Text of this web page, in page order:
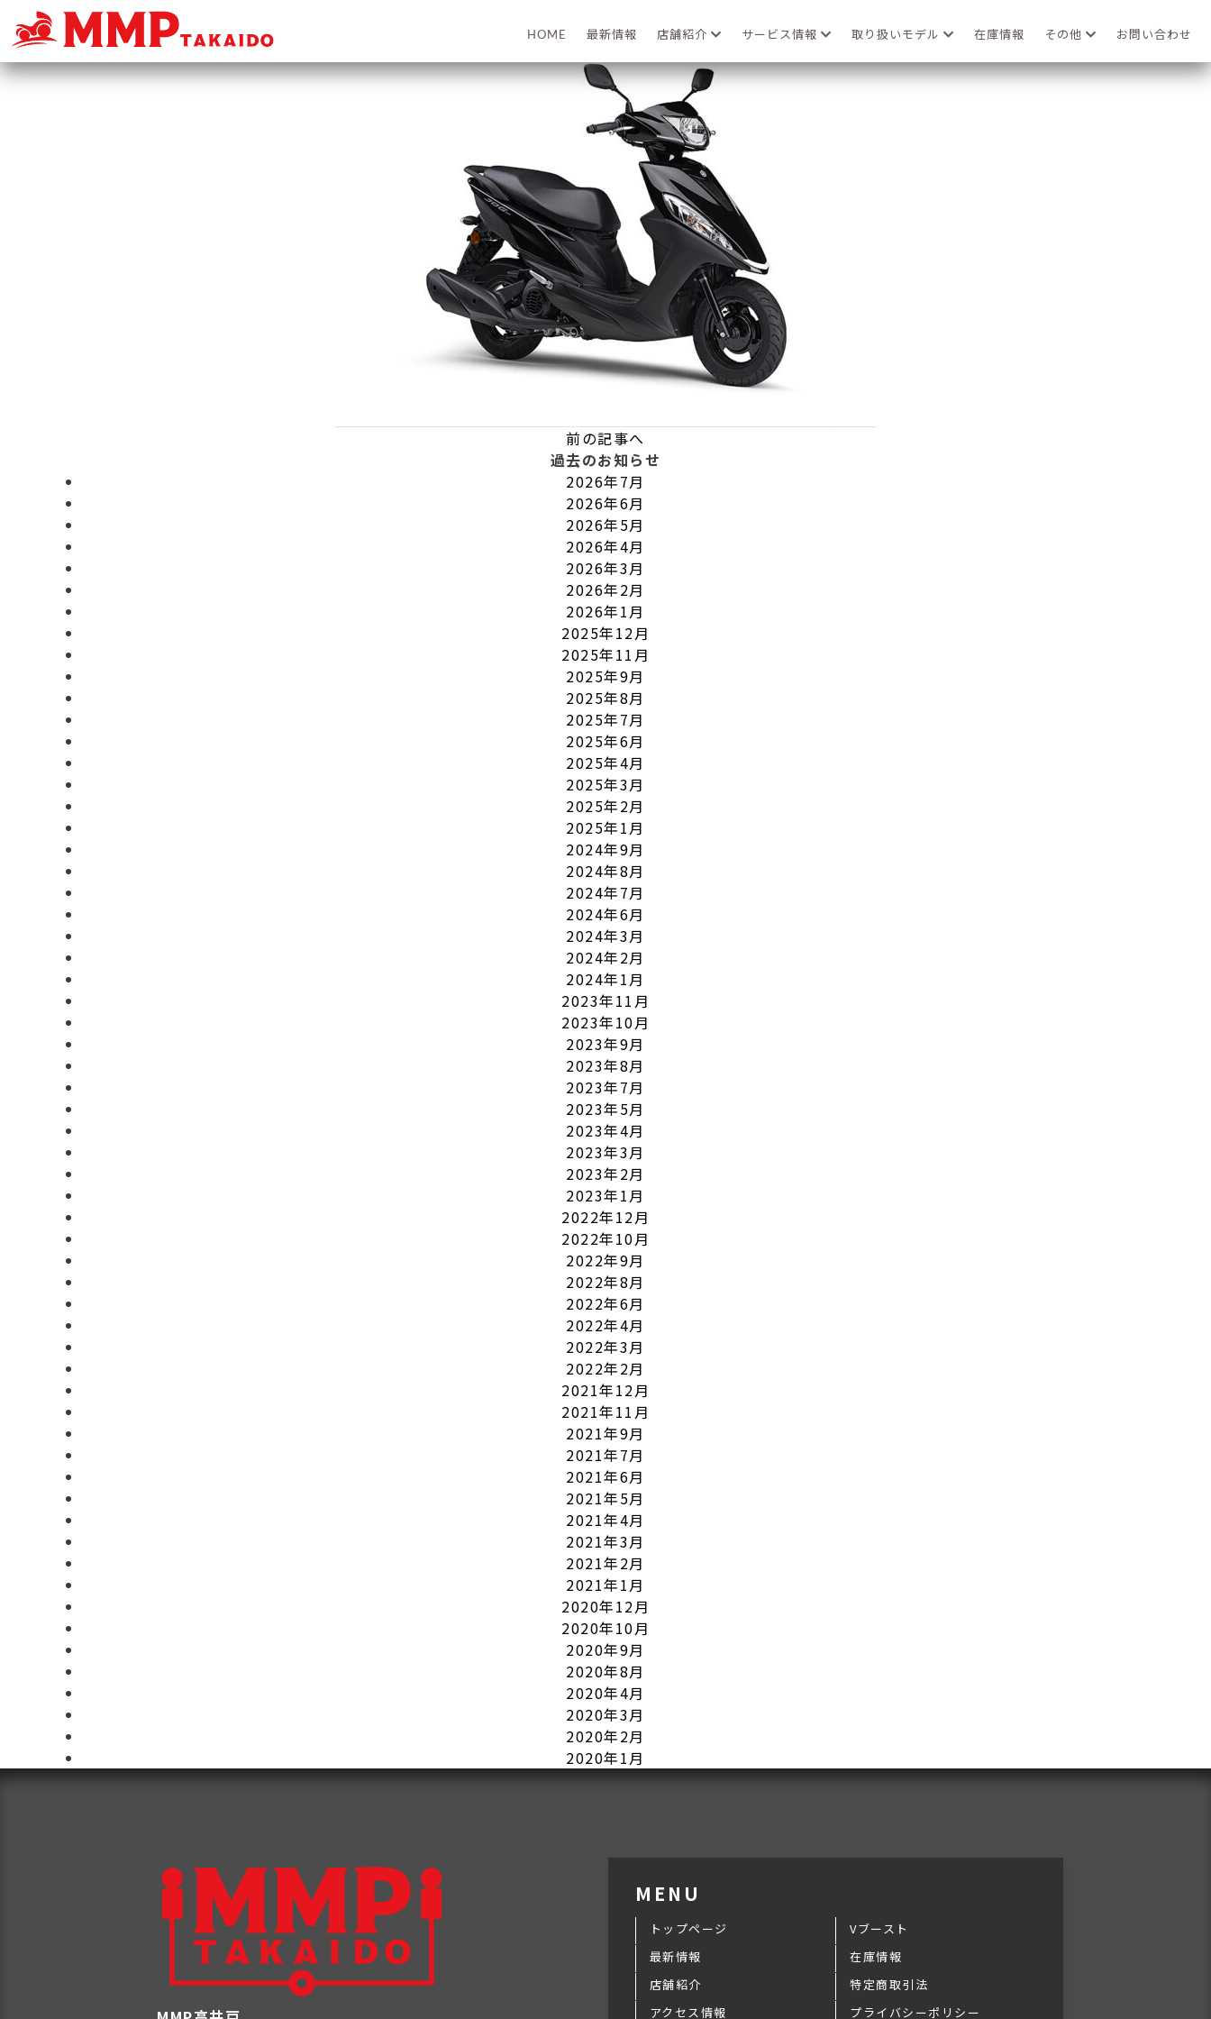
HOME 最新情報 店舗紹介 サービス情報 取り扱いモデル 在庫情報 その他 お問い合わせ
前の記事へ
過去のお知らせ
2026年7月
2026年6月
2026年5月
2026年4月
2026年3月
2026年2月
2026年1月
2025年12月
2025年11月
2025年9月
2025年8月
2025年7月
2025年6月
2025年4月
2025年3月
2025年2月
2025年1月
2024年9月
2024年8月
2024年7月
2024年6月
2024年3月
2024年2月
2024年1月
2023年11月
2023年10月
2023年9月
2023年8月
2023年7月
2023年5月
2023年4月
2023年3月
2023年2月
2023年1月
2022年12月
2022年10月
2022年9月
2022年8月
2022年6月
2022年4月
2022年3月
2022年2月
2021年12月
2021年11月
2021年9月
2021年7月
2021年6月
2021年5月
2021年4月
2021年3月
2021年2月
2021年1月
2020年12月
2020年10月
2020年9月
2020年8月
2020年4月
2020年3月
2020年2月
2020年1月
MENU
トップページ
最新情報
店舗紹介
アクセス情報
Vブースト
在庫情報
特定商取引法
プライバシーポリシー